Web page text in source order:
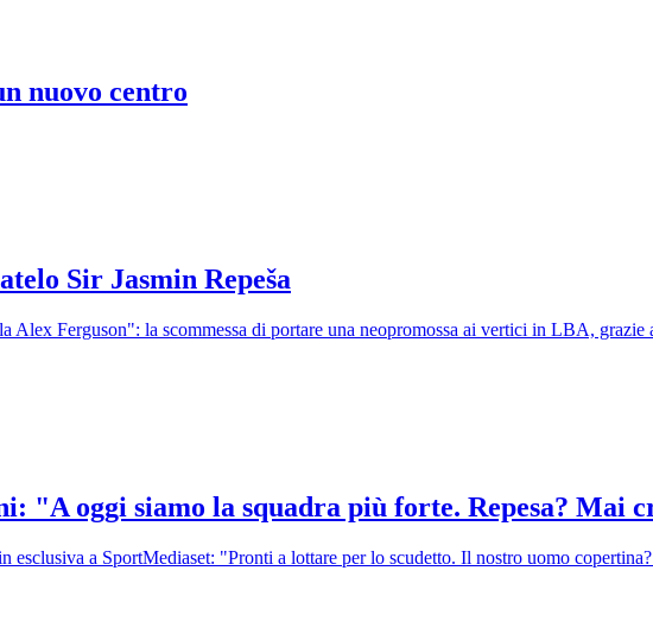
nuovo centro
Sir Jasmin Repeša
Alex Ferguson": la scommessa di portare una neopromossa ai vertici in LBA, grazie
"A oggi siamo la squadra più forte. Repesa? Mai
esclusiva a SportMediaset: "Pronti a lottare per lo scudetto. Il nostro uomo